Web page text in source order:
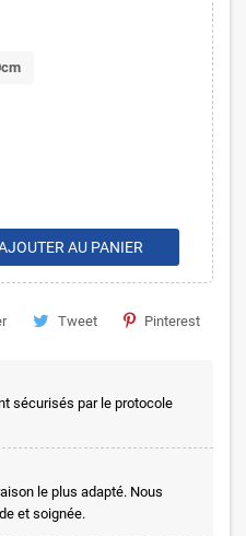
AU PANIER
Tweet Pinterest
sécurisés par le protocole
le plus adapté. Nous
et soignée.